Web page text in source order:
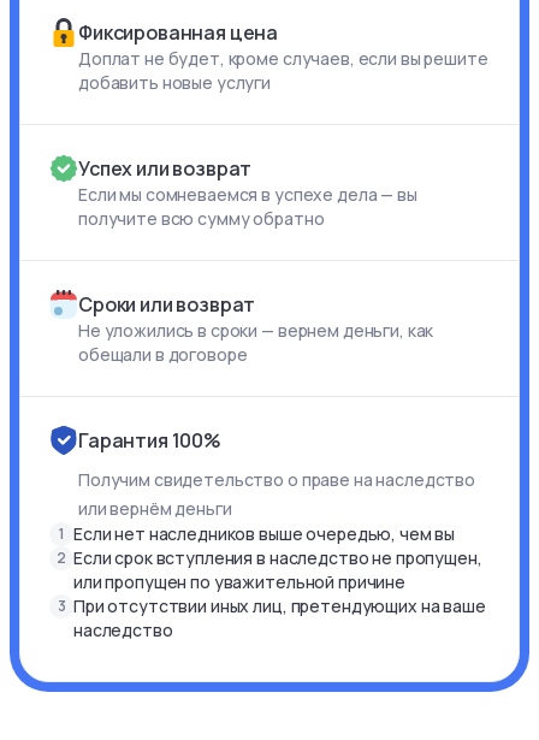
Гарантия 100%
Получим свидетельство о праве на наследство
или вернём деньги
1 Если нет наследников выше очередью, чем вы
2 Если срок вступления в наследство не пропущен,
или пропущен по уважительной причине
3 При отсутствии иных лиц, претендующих на ваше
наследство
Фиксированная цена
Доплат не будет, кроме случаев, если вы решите
добавить новые услуги
Успех или возврат
Если мы сомневаемся в успехе дела — вы
получите всю сумму обратно
Сроки или возврат
Не уложились в сроки — вернем деньги, как
обещали в договоре